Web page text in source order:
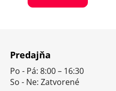
Predajňa
Po - Pá: 8:00 – 16:30
So - Ne: Zatvorené